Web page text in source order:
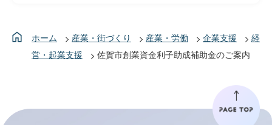
ホーム 産業・街づくり 産業・労働 企業支援
経
営・起業支援
佐賀市創業資金利子助成補助金のご案内